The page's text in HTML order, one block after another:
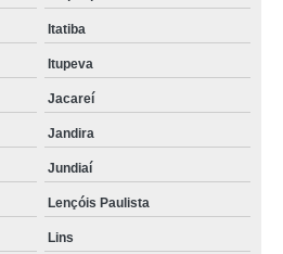
Itatiba
Itupeva
Jacareí
Jandira
Jundiaí
Lençóis Paulista
Lins